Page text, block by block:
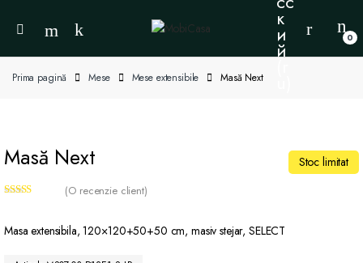
0
Prima pagină Mese Mese extensibile Masă Next
Masă Next
baza unei
singure
(O recenzie client)
Masa extensibila, 120×120+50+50 cm, masiv stejar, SELECT
Stoc limitat